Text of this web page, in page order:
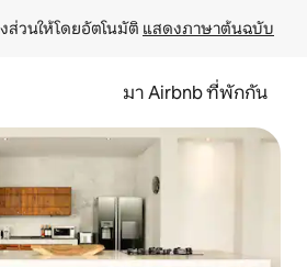
ส่วนให้โดยอัตโนมัติ แสดงภาษาต้นฉบับ
มา Airbnb ที่พักกัน